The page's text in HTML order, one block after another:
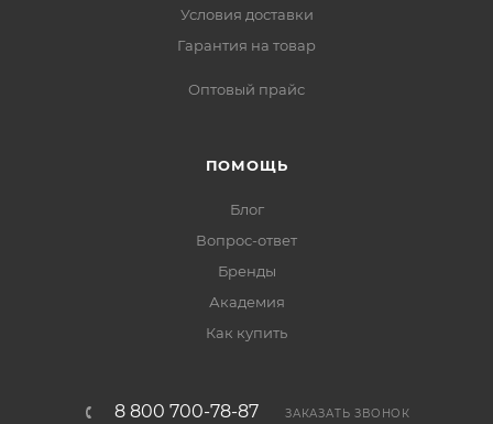
Условия доставки
Гарантия на товар
Оптовый прайс
ПОМОЩЬ
Блог
Вопрос-ответ
Бренды
Академия
Как купить
8 800 700-78-87 ЗАКАЗАТЬ ЗВОНОК